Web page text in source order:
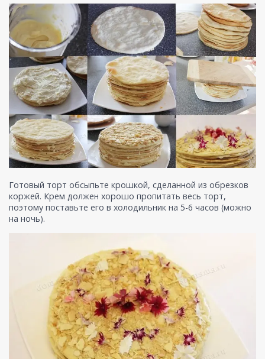
Готовый торт обсыпьте крошкой, сделанной из обрезков
коржей. Крем должен хорошо пропитать весь торт,
поэтому поставьте его в холодильник на 5-6 часов (можно
на ночь).